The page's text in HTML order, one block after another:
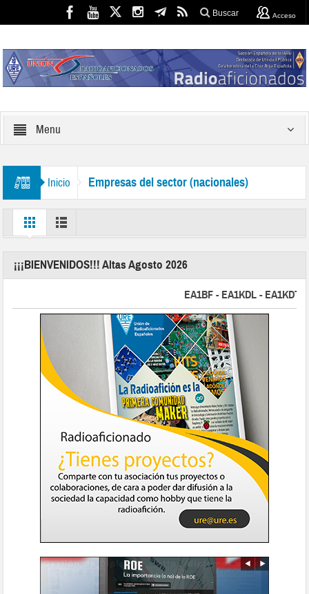
Buscar Acceso
Menu
Inicio Empresas del sector (nacionales)
¡¡¡BIENVENIDOS!!! Altas Agosto 2026
EA1BF - EA1KDL - EA1KDT -